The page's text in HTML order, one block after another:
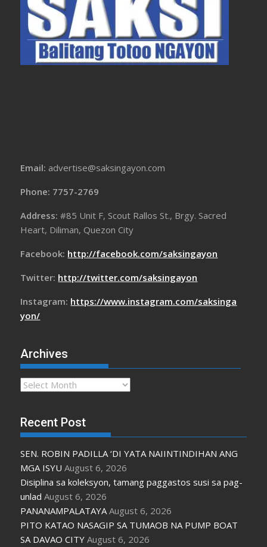
Email: advertise@saksingayon.com
Phone: 7757-2769
Address:#85 Unit F, Scout Rallos St., Brgy. Sacred
Heart, Diliman, Quezon City
Facebook: http://facebook.com/saksingayon
Twitter: http://twitter.com/saksingayon
Instagram: https://www.instagram.com/saksinga
yon/
Archives
Archives
Recent Post
SEN. ROBIN PADILLA ‘DI YATA NAIINTINDIHAN ANG
MGA ISYU August 6, 2026
Disiplina sa koleksyon, tamang paggastos susi sa pag-
unlad August 6, 2026
PANANAMPALATAYA August 6, 2026
PITO KATAO NASAGIP SA TUMAOB NA PUMP BOAT
SA DAVAO CITY August 6, 2026